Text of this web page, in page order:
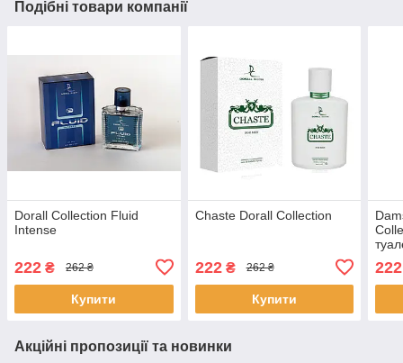
Подібні товари компанії
Dorall Collection Fluid
Intense
222 ₴ 262 ₴
Купити
Chaste Dorall Collection
222₴ 262 ₴
Купити
222
Акційні пропозиції та новинки